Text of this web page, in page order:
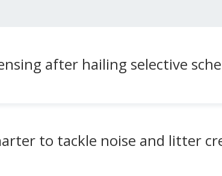
after hailing selective
to tackle noise and litter